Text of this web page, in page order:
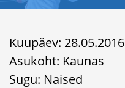
Kuupäev: 28.05.2016
Asukoht: Kaunas
Sugu: Naised